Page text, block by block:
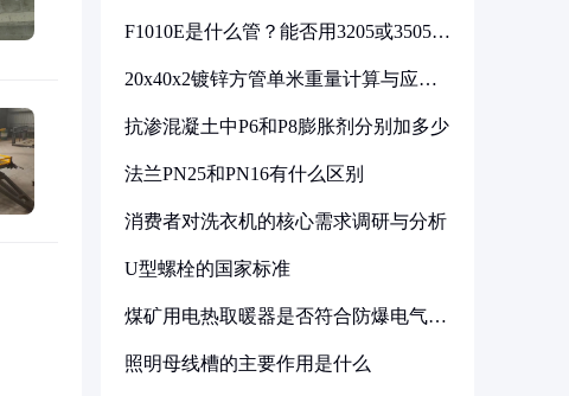
F1010E是什么管？能否用3205或3505代
20x40x2镀锌方管单米重量计算与应用
抗渗混凝土中P6和P8膨胀剂分别加多少
法兰PN25和PN16有什么区别
消费者对洗衣机的核心需求调研与分析
U型螺栓的国家标准
煤矿用电热取暖器是否符合防爆电气设
照明母线槽的主要作用是什么